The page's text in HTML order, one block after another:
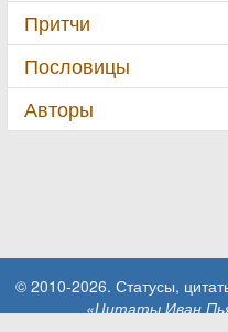
Притчи
Пословицы
Авторы
© 2010-2026. Статусы,
«Цитаты Иван